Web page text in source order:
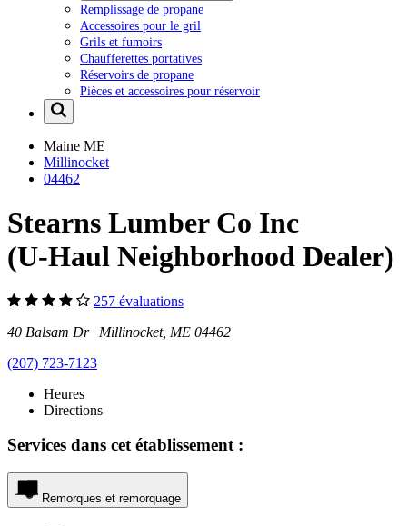
Remplissage de propane
Accessoires pour le gril
Grils et fumoirs
Chaufferettes portatives
Réservoirs de propane
Pièces et accessoires pour réservoir
Maine ME
Millinocket
04462
Stearns Lumber Co Inc
(U-Haul Neighborhood Dealer)
257 évaluations
40 Balsam Dr Millinocket, ME 04462
(207) 723-7123
Heures
Directions
Services dans cet établissement :
Remorques et remorquage